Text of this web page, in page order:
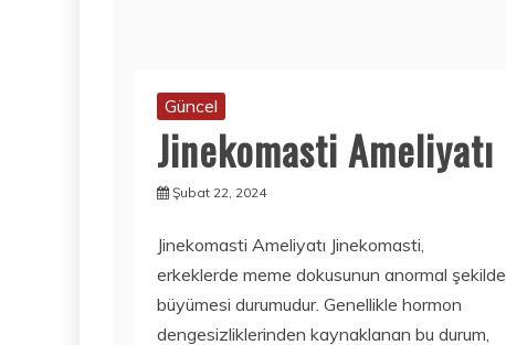
Güncel
Jinekomasti Ameliyatı
Şubat 22, 2024
Jinekomasti Ameliyatı Jinekomasti,
erkeklerde meme dokusunun anormal şekilde
büyümesi durumudur. Genellikle hormon
dengesizliklerinden kaynaklanan bu durum,